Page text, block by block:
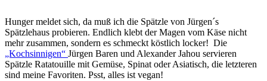
Hunger meldet sich, da muß ich die Spätzle von Jürgen´s
Spätzlehaus probieren. Endlich klebt der Magen vom Käse nicht
mehr zusammen, sondern es schmeckt köstlich locker! Die
„Kochsinnigen“ Jürgen Baren und Alexander Jahou servieren
Spätzle Ratatouille mit Gemüse, Spinat oder Asiatisch, die letzteren
sind meine Favoriten. Psst, alles ist vegan!